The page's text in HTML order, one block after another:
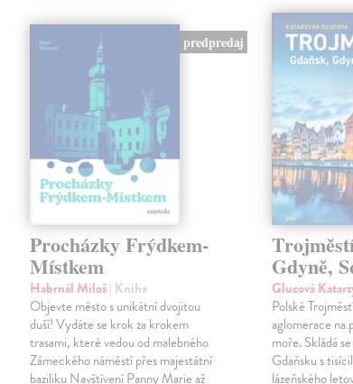
predpredaj
Procházky Frýdkem-
Místkem
Habrnál Miloš| Kniha
Objevte město s unikátní dvojitou
duší! Vydáte se krok za krokem
trasami, které vedou od malebného
Zámeckého náměstí přes majestátní
baziliku Navštívení Panny Marie až
Gdyně,
Glucová
Polské
aglomerace na
moře. Skládá
Gdaňsku s
lázeňského